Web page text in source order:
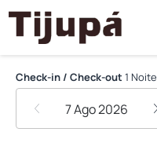
Pousada Tijupá
Check-in / Check-out 1 Noite
7 Ago 2026